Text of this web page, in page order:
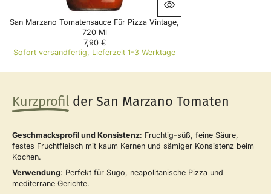
San Marzano Tomatensauce Für Pizza Vintage,
720 Ml
R
E
A
R
I
C
7
,
7,90 €
Sofort versandfertig, Lieferzeit 1-3 Werktage
Kurzprofil der San Marzano Tomaten
Geschmacksprofil und Konsistenz: Fruchtig-süß, feine Säure,
festes Fruchtfleisch mit kaum Kernen und sämiger Konsistenz beim
Kochen.
Verwendung: Perfekt für Sugo, neapolitanische Pizza und
mediterrane Gerichte.